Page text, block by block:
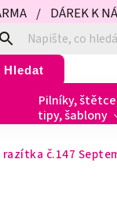
/ DÁREK K
Hledat
Pilníky,
tipy, šablony
razítka č.147